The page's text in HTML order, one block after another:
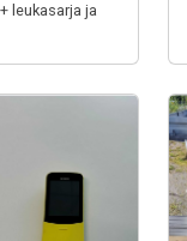
leukasarja ja